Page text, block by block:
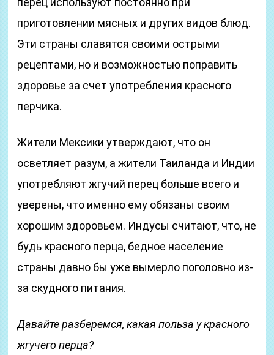
приготовлении мясных и других видов блюд.
Эти страны славятся своими острыми
рецептами, но и возможностью поправить
здоровье за счет употребления красного
перчика.
Жители Мексики утверждают, что он
осветляет разум, а жители Таиланда и Индии
употребляют жгучий перец больше всего и
уверены, что именно ему обязаны своим
хорошим здоровьем. Индусы считают, что, не
будь красного перца, бедное население
страны давно бы уже вымерло поголовно из-
за скудного питания.
Давайте разберемся, какая польза у красного
жгучего перца?